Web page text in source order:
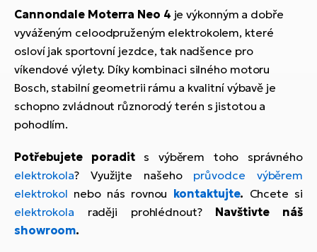
Cannondale Moterra Neo 4 je výkonným a dobře
vyváženým celoodpruženým elektrokolem, které
osloví jak sportovní jezdce, tak nadšence pro
víkendové výlety. Díky kombinaci silného motoru
Bosch, stabilní geometrii rámu a kvalitní výbavě je
schopno zvládnout různorodý terén s jistotou a
pohodlím.
Potřebujete poradit s výběrem toho správného
elektrokola? Využijte našeho průvodce výběrem
elektrokol nebo nás rovnou kontaktujte. Chcete si
elektrokola raději prohlédnout? Navštivte náš
showroom.